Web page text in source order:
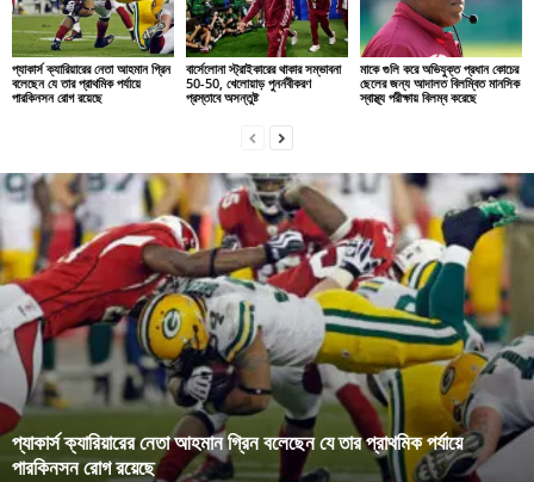
প্যাকার্স ক্যারিয়ারের নেতা আহমান গ্রিন
বলেছেন যে তার প্রাথমিক পর্যায়ে
পারকিনসন রোগ রয়েছে
বার্সেলোনা স্ট্রাইকারের থাকার সম্ভাবনা
50-50, খেলোয়াড় পুনর্নবীকরণ
প্রস্তাবে অসন্তুষ্ট
মাকে গুলি করে অভিযুক্ত প্রধান কোচের
ছেলের জন্য আদালত বিলম্বিত মানসিক
স্বাস্থ্য পরীক্ষায় বিলম্ব করেছে
প্যাকার্স ক্যারিয়ারের নেতা আহমান গ্রিন বলেছেন যে তার প্রাথমিক পর্যায়ে
পারকিনসন রোগ রয়েছে